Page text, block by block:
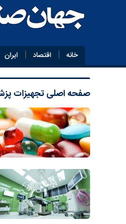
خانه اقتصاد ایران
صفحه اصلیتجهیزات